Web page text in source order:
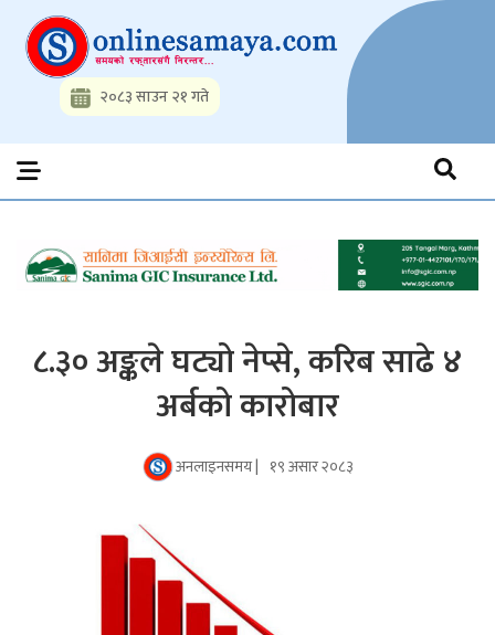
content
Onlinesamaya.com
Nepal News Portal, Business, Hot News, Interview, Opinions,
Politics, Science, Technology, Social, Media, Sports, Youth, Model
Watch, Movies
२०८३ साउन २१ गते
८.३० अङ्कले घट्यो नेप्से, करिब साढे ४
अर्बको कारोबार
अनलाइनसमय | १९ असार २०८३